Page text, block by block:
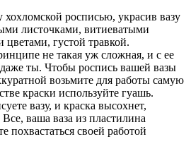
росписью, украсив вазу
листочками, витиеватыми
густой травкой.
не такая уж сложная, и с ее
ты. Чтобы роспись вашей вазы
возьмите для работы самую
краски используйте гуашь.
вазу, и краска высохнет,
ваша ваза из пластилина
похвастаться своей работой